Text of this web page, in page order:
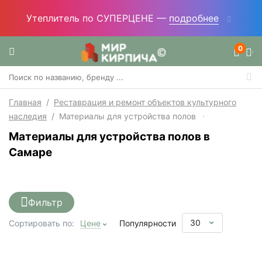
Утеплитель по СУПЕРЦЕНЕ — подробнее
0
Главная / Реставрация и ремонт объектов культурного
наследия / Материалы для устройства полов
Материалы для устройства полов в
Самаре
Фильтр
Сортировать по: Цене Популярности 30